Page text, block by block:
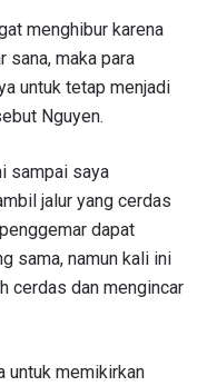
menghibur karena
sana, maka para
untuk tetap menjadi
Nguyen.
sampai saya
jalur yang cerdas
dapat
sama, namun kali ini
cerdas dan mengincar
untuk memikirkan
anda menyetujui
informasi
kami. Anda dapat
komunikasi ini